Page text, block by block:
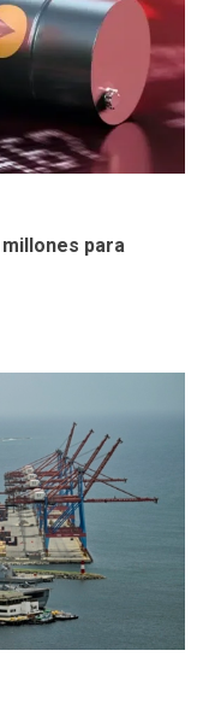
para jueza
Afiuni
controles
para